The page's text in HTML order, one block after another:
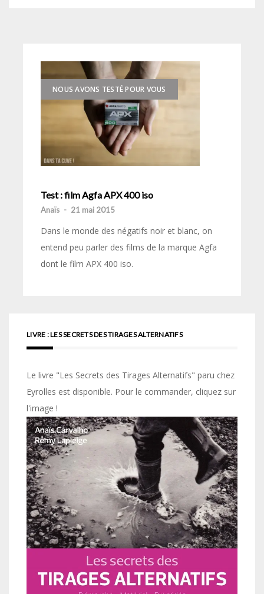
NOUS AVONS TESTÉ POUR VOUS
Test : film Agfa APX 400 iso
Anaïs - 21 mai 2015
Dans le monde des négatifs noir et blanc, on
entend peu parler des films de la marque Agfa
dont le film APX 400 iso.
LIVRE : LES SECRETS DES TIRAGES ALTERNATIFS
Le livre "Les Secrets des Tirages Alternatifs" paru chez
Eyrolles est disponible. Pour le commander, cliquez sur
l'image !